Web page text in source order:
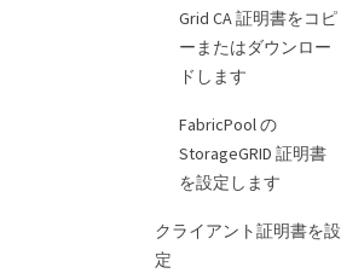
Grid CA 証明書をコピ
ーまたはダウンロー
ドします
FabricPool の
StorageGRID 証明書
を設定します
クライアント証明書を設
定